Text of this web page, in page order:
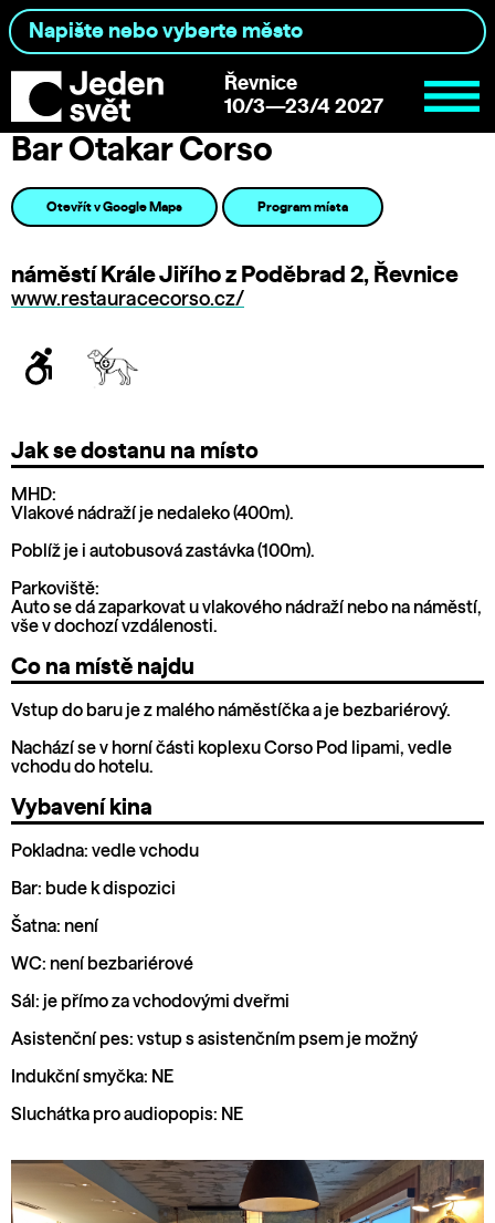
Řevnice
10/3—23/4 2027
Bar Otakar Corso
Otevřít v Google Maps Program místa
náměstí Krále Jiřího z Poděbrad 2, Řevnice
www.restauracecorso.cz/
Jak se dostanu na místo
MHD:
Vlakové nádraží je nedaleko (400m).
Poblíž je i autobusová zastávka (100m).
Parkoviště:
Auto se dá zaparkovat u vlakového nádraží nebo na náměstí,
vše v dochozí vzdálenosti.
Co na místě najdu
Vstup do baru je z malého náměstíčka a je bezbariérový.
Nachází se v horní části koplexu Corso Pod lipami, vedle
vchodu do hotelu.
Vybavení kina
Pokladna: vedle vchodu
Bar: bude k dispozici
Šatna: není
WC: není bezbariérové
Sál: je přímo za vchodovými dveřmi
Asistenční pes: vstup s asistenčním psem je možný
Indukční smyčka: NE
Sluchátka pro audiopopis: NE